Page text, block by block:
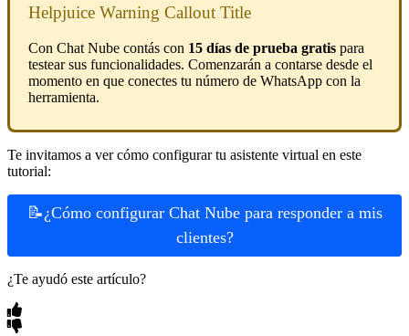
Helpjuice Warning Callout Title
Con Chat Nube contás con 15 días de prueba gratis para
testear sus funcionalidades. Comenzarán a contarse desde el
momento en que conectes tu número de WhatsApp con la
herramienta.
Te invitamos a ver cómo configurar tu asistente virtual en este
tutorial:
📝¿Cómo configurar Chat Nube para responder a mis
clientes?
¿Te ayudó este artículo?